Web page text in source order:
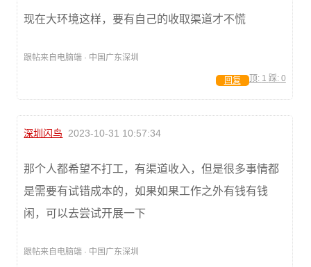
现在大环境这样，要有自己的收取渠道才不慌
跟帖来自电脑端 · 中国广东深圳
顶: 1 踩: 0
回复
深圳闪鸟 2023-10-31 10:57:34
那个人都希望不打工，有渠道收入，但是很多事情都
是需要有试错成本的，如果如果工作之外有钱有钱
闲，可以去尝试开展一下
跟帖来自电脑端 · 中国广东深圳